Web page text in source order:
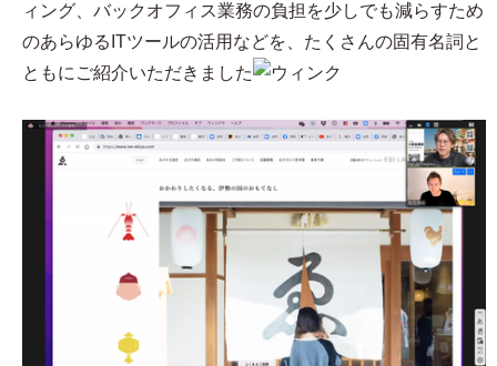
ィング、バックオフィス業務の負担を少しでも減らすため
のあらゆるITツールの活用などを、たくさんの固有名詞と
ともにご紹介いただきました